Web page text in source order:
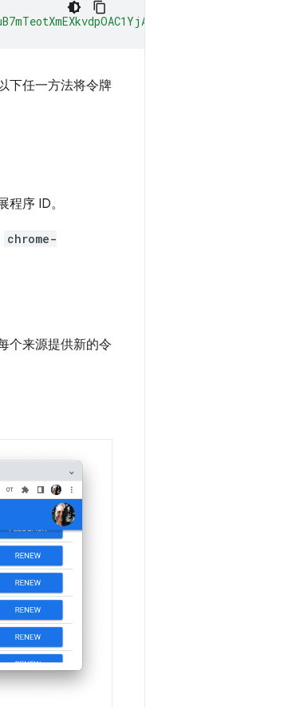
下任一方法将令牌
序 ID。
chrome-
个来源提供新的令